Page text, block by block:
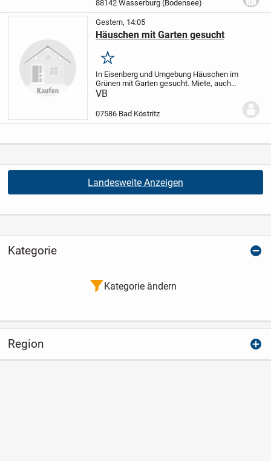
88142 Wasserburg (Bodensee)
Gestern, 14:05
Häuschen mit Garten gesucht
Merken
In Eisenberg und Umgebung Häuschen im
Grünen mit Garten gesucht. Miete, auch
Mietkauf angenehm. EBK von Vorteil.
VB
07586 Bad Köstritz
Landesweite Anzeigen
Kategorie
Kategorie ändern
Region